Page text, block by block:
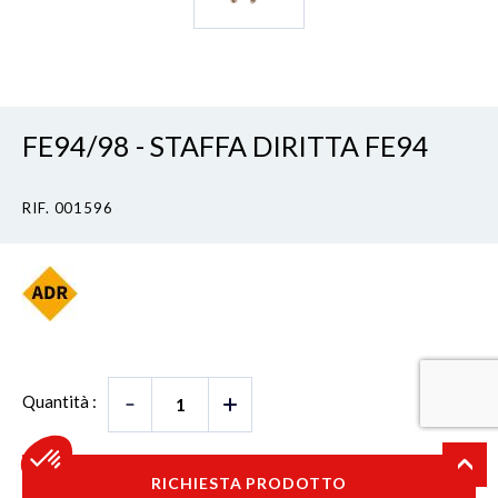
FE94/98 - STAFFA DIRITTA FE94
RIF. 001596
Quantità :
RICHIESTA PRODOTTO